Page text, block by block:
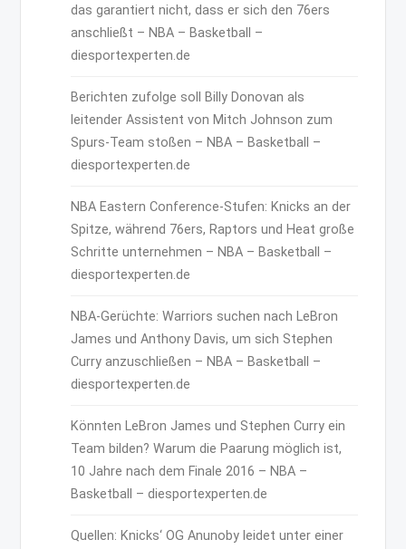
das garantiert nicht, dass er sich den 76ers
anschließt – NBA – Basketball –
diesportexperten.de
Berichten zufolge soll Billy Donovan als
leitender Assistent von Mitch Johnson zum
Spurs-Team stoßen – NBA – Basketball –
diesportexperten.de
NBA Eastern Conference-Stufen: Knicks an der
Spitze, während 76ers, Raptors und Heat große
Schritte unternehmen – NBA – Basketball –
diesportexperten.de
NBA-Gerüchte: Warriors suchen nach LeBron
James und Anthony Davis, um sich Stephen
Curry anzuschließen – NBA – Basketball –
diesportexperten.de
Könnten LeBron James und Stephen Curry ein
Team bilden? Warum die Paarung möglich ist,
10 Jahre nach dem Finale 2016 – NBA –
Basketball – diesportexperten.de
Quellen: Knicks‘ OG Anunoby leidet unter einer